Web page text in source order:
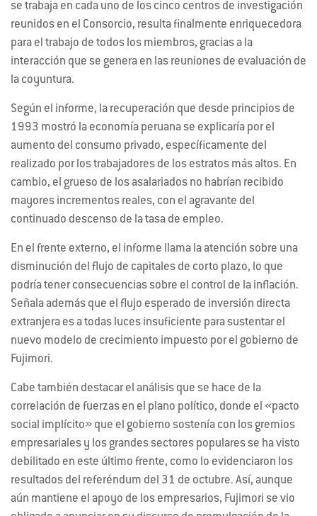
se trabaja en cada uno de los cinco centros de investigación
reunidos en el Consorcio, resulta finalmente enriquecedora
para el trabajo de todos los miembros, gracias a la
interacción que se genera en las reuniones de evaluación de
la coyuntura.
Según el informe, la recuperación que desde principios de
1993 mostró la economía peruana se explicaría por el
aumento del consumo privado, específicamente del
realizado por los trabajadores de los estratos más altos. En
cambio, el grueso de los asalariados no habrían recibido
mayores incrementos reales, con el agravante del
continuado descenso de la tasa de empleo.
En el frente externo, el informe llama la atención sobre una
disminución del flujo de capitales de corto plazo, lo que
podría tener consecuencias sobre el control de la inflación.
Señala además que el flujo esperado de inversión directa
extranjera es a todas luces insuficiente para sustentar el
nuevo modelo de crecimiento impuesto por el gobierno de
Fujimori.
Cabe también destacar el análisis que se hace de la
correlación de fuerzas en el plano político, donde el «pacto
social implícito» que el gobierno sostenía con los gremios
empresariales y los grandes sectores populares se ha visto
debilitado en este último frente, como lo evidenciaron los
resultados del referéndum del 31 de octubre. Así, aunque
aún mantiene el apoyo de los empresarios, Fujimori se vio